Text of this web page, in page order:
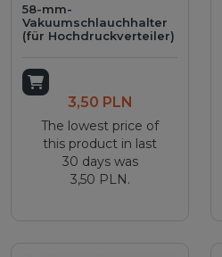
58-mm-
Vakuumschlauchhalter
(für Hochdruckverteiler)
Add to cart
3,50 PLN
The lowest price of
this product in last
30 days was
3,50 PLN.